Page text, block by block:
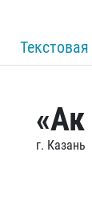
«Ак
г. Казань